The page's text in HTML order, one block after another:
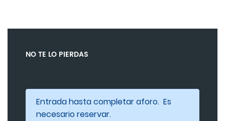
NO TE LO PIERDAS
Entrada hasta completar aforo. Es
necesario reservar.